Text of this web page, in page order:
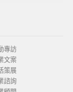
專訪
文案
策展
諮詢